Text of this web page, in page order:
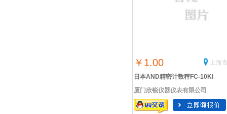
￥1.00
上海
日本AND精密计数秤FC-10Ki
厦门欣锐仪器仪表有限公司